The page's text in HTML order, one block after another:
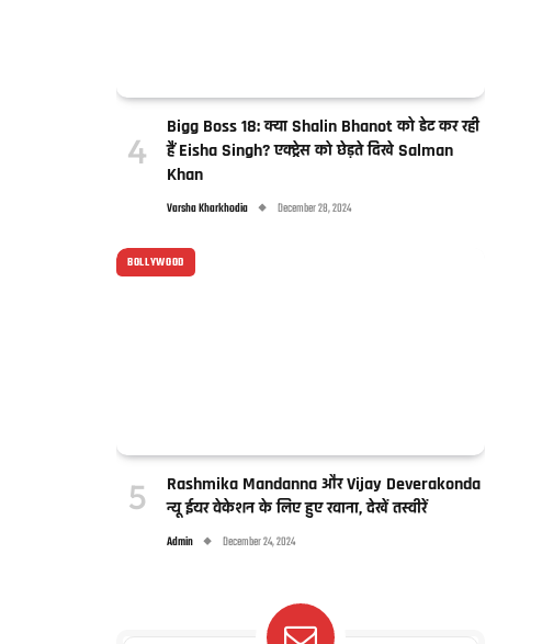
Bigg Boss 18: क्या Shalin Bhanot को डेट कर रही
हैं Eisha Singh? एक्ट्रेस को छेड़ते दिखे Salman
Khan
Varsha Kharkhodia December 28, 2024
BOLLYWOOD
Rashmika Mandanna और Vijay Deverakonda
न्यू ईयर वेकेशन के लिए हुए रवाना, देखें तस्वीरें
Admin December 24, 2024